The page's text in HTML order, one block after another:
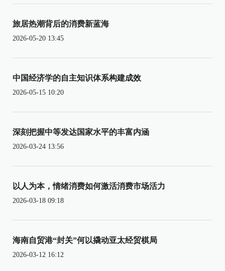
旅居热潮背后的消费新蓝海
2026-05-20 13:45
中国经济学的自主知识体系构建成效
2026-05-15 10:20
深刻把握中等发达国家水平的丰富内涵
2026-03-24 13:56
以人为本，情绪消费如何激活消费市场活力
2026-03-18 09:18
海南自贸港“封关”何以撬动亚太经贸棋局
2026-03-12 16:12